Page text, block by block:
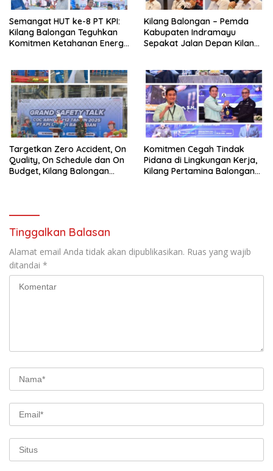
Semangat HUT ke-8 PT KPI:
Kilang Balongan Teguhkan
Komitmen Ketahanan Energi
Yayasan Pendidikan
Kilang Balongan – Pemda
Kabupaten Indramayu
Sepakat Jalan Depan Kilang
Sukaurip-Sukareja
Targetkan Zero Accident, On
Quality, On Schedule dan On
Budget, Kilang Balongan
Komitmen Cegah Tindak
Pidana di Lingkungan Kerja,
Kilang Pertamina Balongan
Tinggalkan Balasan
Alamat email Anda tidak akan dipublikasikan. Ruas yang wajib
ditandai *